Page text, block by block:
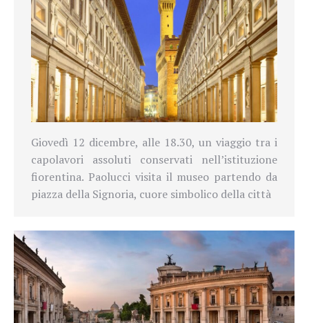
Giovedì 12 dicembre, alle 18.30, un viaggio tra i
capolavori assoluti conservati nell’istituzione
fiorentina. Paolucci visita il museo partendo da
piazza della Signoria, cuore simbolico della città